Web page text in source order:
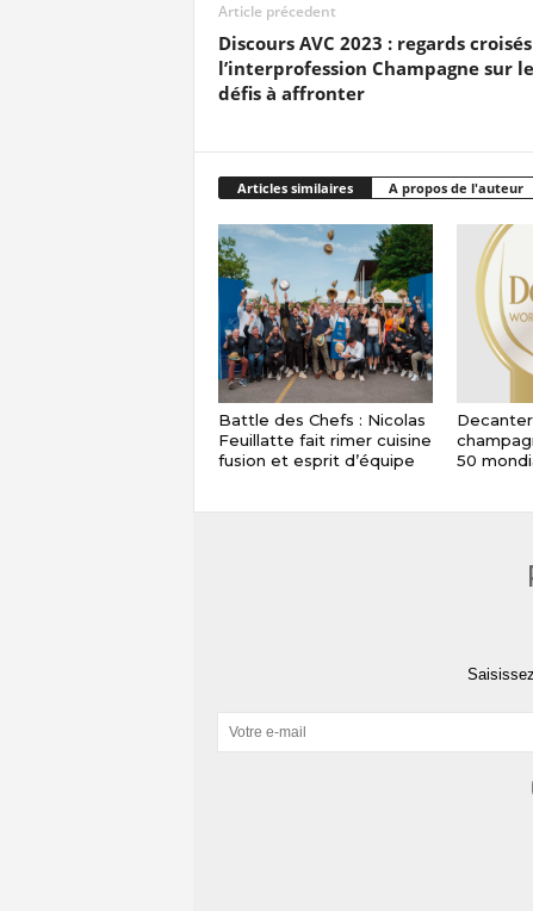
Article précedent
Discours AVC 2023 : regards
l’interprofession Champagne sur
défis à affronter
Articles similaires A propos de l'auteur
Battle des Chefs : Nicolas
Feuillatte fait rimer cuisine
fusion et esprit d’équipe
50